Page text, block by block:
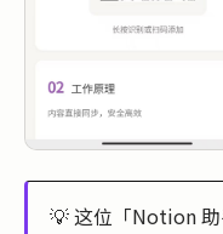
💡 这位「Notion